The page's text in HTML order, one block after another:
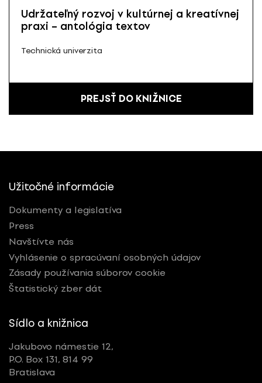
Udržateľný rozvoj v kultúrnej a kreatívnej
praxi – antológia textov
Technická univerzita
PREJSŤ DO KNIŽNICE
Užitočné informácie
Dokumenty a legislatíva
Press
Navštívte nás
Vyhlásenie o spracúvaní osobných údajov
Zásady používania súborov cookie
Štatistický zber dát
Sídlo a knižnica
Jakubovo námestie 12,
P.O. Box 131, 814 99
Bratislava